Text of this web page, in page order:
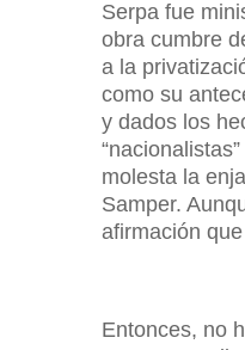
Serpa fue
obra cumbre
a la
como su
y dados los
molesta la
Samper.
afirmación
Entonces, no